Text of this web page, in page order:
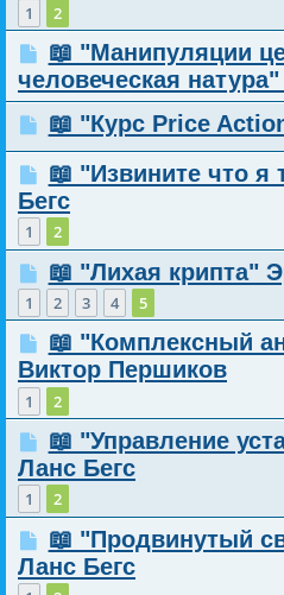
1 2
📖 "Манипуляции
человеческая натура"
📖 "Курс Price
📖 "Извините что я
Бегс
1 2
📖 "Лихая крипта"
1 2 3 4 5
📖 "Комплексный
Виктор Першиков
1 2
📖 "Управление
Ланс Бегс
1 2
📖 "Продвинутый
Ланс Бегс